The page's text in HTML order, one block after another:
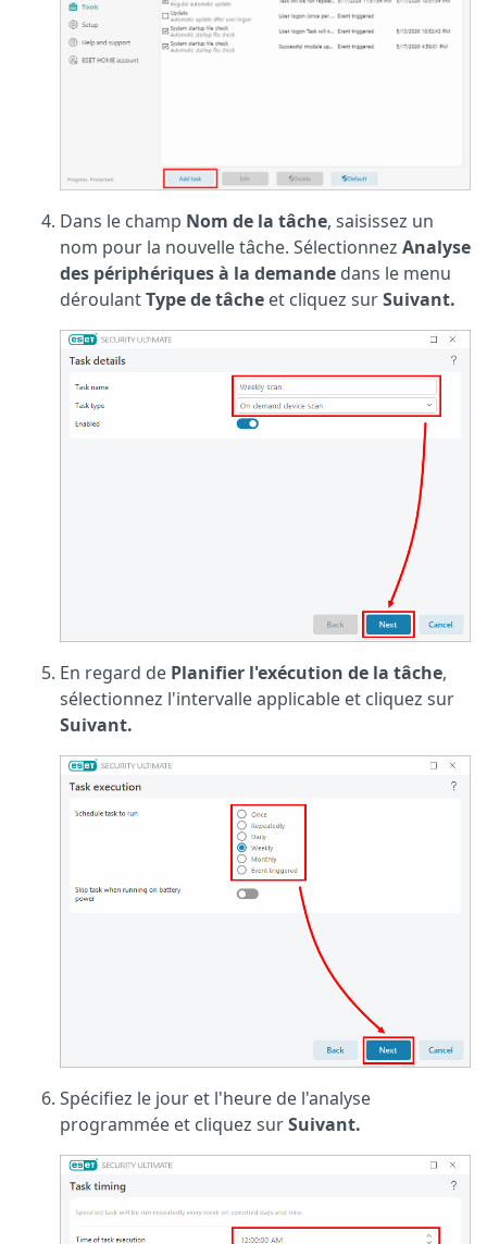
Dans le champ Nom de la tâche, saisissez un
nom pour la nouvelle tâche. Sélectionnez Analyse
des périphériques à la demande dans le menu
déroulantType de tâche et cliquez surSuivant.
En regard de Planifier l'exécution de la tâche,
sélectionnez l'intervalle applicable et cliquez sur
Suivant.
Spécifiez le jour et l'heure de l'analyse
programmée et cliquez surSuivant.